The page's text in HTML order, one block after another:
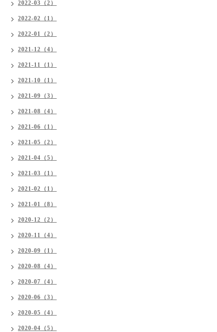
2022-03（2）
2022-02（1）
2022-01（2）
2021-12（4）
2021-11（1）
2021-10（1）
2021-09（3）
2021-08（4）
2021-06（1）
2021-05（2）
2021-04（5）
2021-03（1）
2021-02（1）
2021-01（8）
2020-12（2）
2020-11（4）
2020-09（1）
2020-08（4）
2020-07（4）
2020-06（3）
2020-05（4）
2020-04（5）